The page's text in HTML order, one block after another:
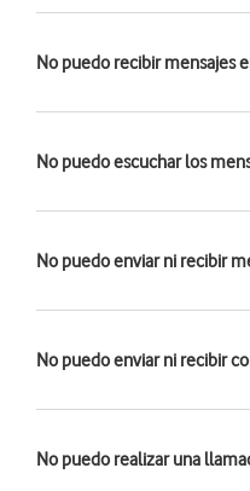
No puedo recibir mensajes
No puedo escuchar los
No puedo enviar ni recibir
No puedo enviar ni recibir
No puedo realizar una